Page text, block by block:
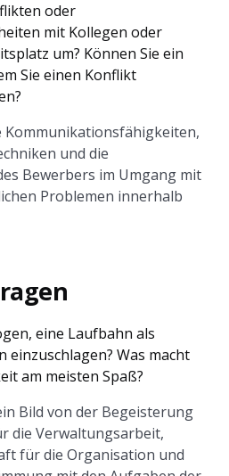
oder
mit Kollegen oder
um? Können Sie ein
Sie einen Konflikt
Kommunikationsfähigkeiten,
und die
Bewerbers im Umgang mit
Problemen innerhalb
eine Laufbahn als
Was macht
am meisten Spaß?
Bild von der Begeisterung
die Verwaltungsarbeit,
für die Organisation und